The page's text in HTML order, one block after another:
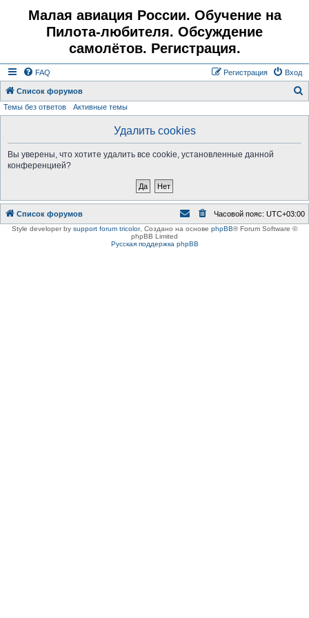
Малая авиация России. Обучение на
Пилота-любителя. Обсуждение
самолётов. Регистрация.
FAQ Вход
Регистрация
Список форумов
Темы без ответов Активные темы
Удалить cookies
Вы уверены, что хотите удалить все cookie, установленные данной
конференцией?
Список форумов Часовой пояс: UTC+03:00
Style developer by support forum tricolor, Создано на основе phpBB® Forum Software ©
phpBB Limited
Русская поддержка phpBB